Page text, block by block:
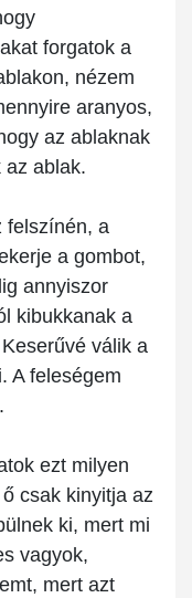
forgatok a
nézem
aranyos,
az ablaknak
az ablak.
felszínén, a
a gombot,
annyiszor
kibukkanak a
válik a
A feleségem
ezt milyen
csak kinyitja az
ki, mert mi
vagyok,
mert azt